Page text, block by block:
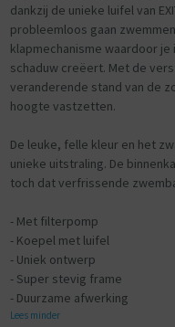
dankzij de unieke luifel van
probleemloos gaan
klapmechanisme waardoor
schaduw creëert. Met de
veranderende stand van de
hoogte vastzetten.
De leuke, felle kleur en het
unieke uitstraling. De
toch dat verfrissende
- Met filterpomp
- Koepel met luifel
- Uniek ontwerp
- Super stevig frame
- Duurzame afwerking
Lees minder